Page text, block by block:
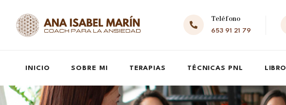
Teléfono
653 91 21 79
INICIO SOBRE MI TERAPIAS TÉCNICAS PNL